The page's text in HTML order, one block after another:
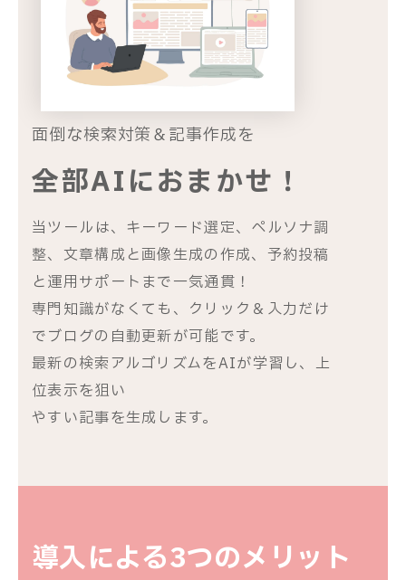
面倒な検索対策＆記事作成を
全部AIにおまかせ！
当ツールは、キーワード選定、ペルソナ調
整、文章構成と画像生成の作成、予約投稿
と運用サポートまで一気通貫！
専門知識がなくても、クリック＆入力だけ
でブログの自動更新が可能です。
最新の検索アルゴリズムをAIが学習し、上
位表示を狙い
やすい記事を生成します。
導入による3つのメリット